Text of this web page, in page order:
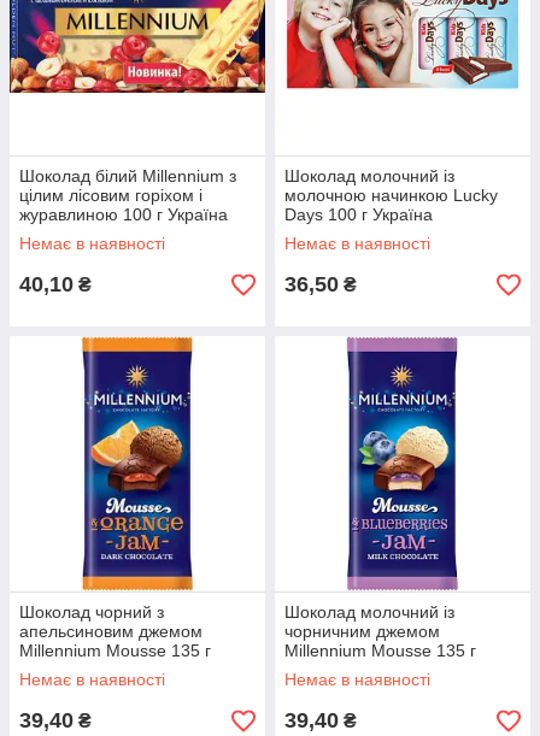
Шоколад білий Millennium з
цілим лісовим горіхом і
журавлиною 100 г Україна
Немає в наявності
40,10 ₴
Шоколад молочний із
молочною начинкою Lucky
Days 100 г Україна
Немає в наявності
36,50 ₴
Шоколад чорний з
апельсиновим джемом
Millennium Mousse 135 г
Україна
Немає в наявності
39,40 ₴
Шоколад молочний із
чорничним джемом
Millennium Mousse 135 г
Україна
Немає в наявності
39,40 ₴